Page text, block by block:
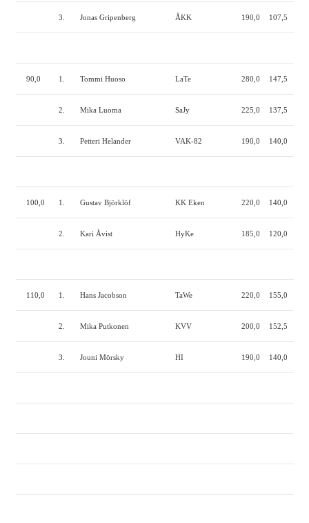
3. Jonas Gripenberg ÅKK 190,0 107,5
90,0 1. Tommi Huoso LaTe 280,0 147,5
2. Mika Luoma SaJy 225,0 137,5
3. Petteri Helander VAK-82 190,0 140,0
100,0 1. Gustav Björklöf KK Eken 220,0 140,0
2. Kari Åvist HyKe 185,0 120,0
110,0 1. Hans Jacobson TaWe 220,0 155,0
2. Mika Putkonen KVV 200,0 152,5
3. Jouni Mörsky HI 190,0 140,0